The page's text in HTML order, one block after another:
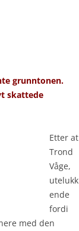
grunntonen.
skattede
Etter at
Trond
Våge,
utelukk
ende
fordi
med den